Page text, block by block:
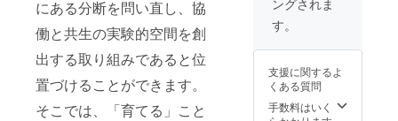
にある分断を問い直し、協
働と共生の実験的空間を創
出する取り組みであると位
置づけることができます。
そこでは、「育てる」こと
提供をして
まいりまし
た。
そして、
2017年5月に
を主原
用と
も回収
し再製
品化で
ングされま
す。
支援に関するよ
くある質問
手数料はいく